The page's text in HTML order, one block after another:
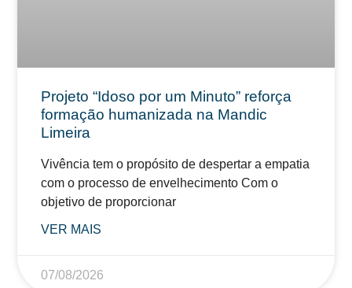
Projeto “Idoso por um Minuto” reforça
formação humanizada na Mandic
Limeira
Vivência tem o propósito de despertar a empatia
com o processo de envelhecimento Com o
objetivo de proporcionar
VER MAIS
07/08/2026